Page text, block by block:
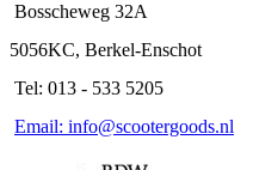
Bosscheweg 32A
5056KC, Berkel-Enschot
Tel: 013 - 533 5205
Email: info@scootergoods.nl